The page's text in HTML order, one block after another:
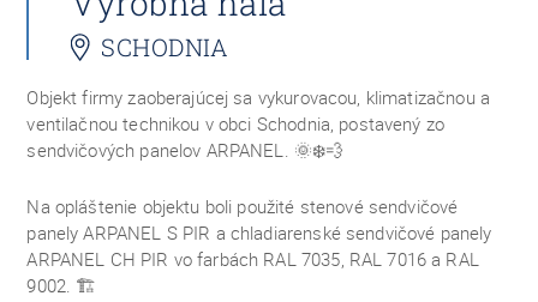
SCHODNIA
Objekt firmy zaoberajúcej sa vykurovacou, klimatizačnou a
ventilačnou technikou v obci Schodnia, postavený zo
sendvičových panelov ARPANEL. 🌞❄️💨
Na opláštenie objektu boli použité stenové sendvičové
panely ARPANEL S PIR a chladiarenské sendvičové panely
ARPANEL CH PIR vo farbách RAL 7035, RAL 7016 a RAL
9002. 🏗